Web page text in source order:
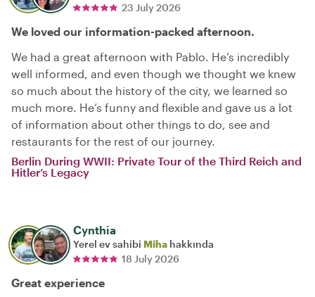
23 July 2026
We loved our information-packed afternoon.
We had a great afternoon with Pablo. He’s incredibly
well informed, and even though we thought we knew
so much about the history of the city, we learned so
much more. He’s funny and flexible and gave us a lot
of information about other things to do, see and
restaurants for the rest of our journey.
Berlin During WWII: Private Tour of the Third Reich and
Hitler’s Legacy
Cynthia
Yerel ev sahibi Miha hakkında
18 July 2026
Great experience